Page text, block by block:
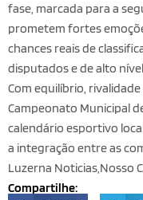
fase, marcada para a
prometem fortes
chances reais de
disputados e de alto
Com equilíbrio,
Campeonato Municipal
calendário esportivo
a integração entre as
Luzerna Noticias,Nosso
Compartilhe: